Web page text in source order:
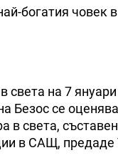
богатия човек
света на 7
Безос се
в света,
в САЩ,